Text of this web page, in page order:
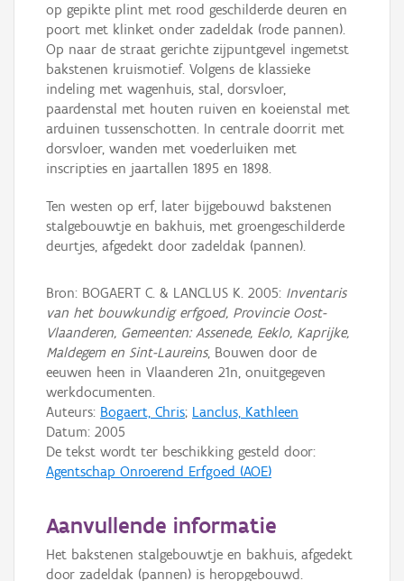
op gepikte plint met rood geschilderde deuren en
poort met klinket onder zadeldak (rode pannen).
Op naar de straat gerichte zijpuntgevel ingemetst
bakstenen kruismotief. Volgens de klassieke
indeling met wagenhuis, stal, dorsvloer,
paardenstal met houten ruiven en koeienstal met
arduinen tussenschotten. In centrale doorrit met
dorsvloer, wanden met voederluiken met
inscripties en jaartallen 1895 en 1898.
Ten westen op erf, later bijgebouwd bakstenen
stalgebouwtje en bakhuis, met groengeschilderde
deurtjes, afgedekt door zadeldak (pannen).
Bron: BOGAERT C. & LANCLUS K. 2005: Inventaris
van het bouwkundig erfgoed, Provincie Oost-
Vlaanderen, Gemeenten: Assenede, Eeklo, Kaprijke,
Maldegem en Sint-Laureins, Bouwen door de
eeuwen heen in Vlaanderen 21n, onuitgegeven
werkdocumenten.
Auteurs: Bogaert, Chris; Lanclus, Kathleen
Datum: 2005
De tekst wordt ter beschikking gesteld door:
Agentschap Onroerend Erfgoed (AOE)
Aanvullende informatie
Het bakstenen stalgebouwtje en bakhuis, afgedekt
door zadeldak (pannen) is heropgebouwd.